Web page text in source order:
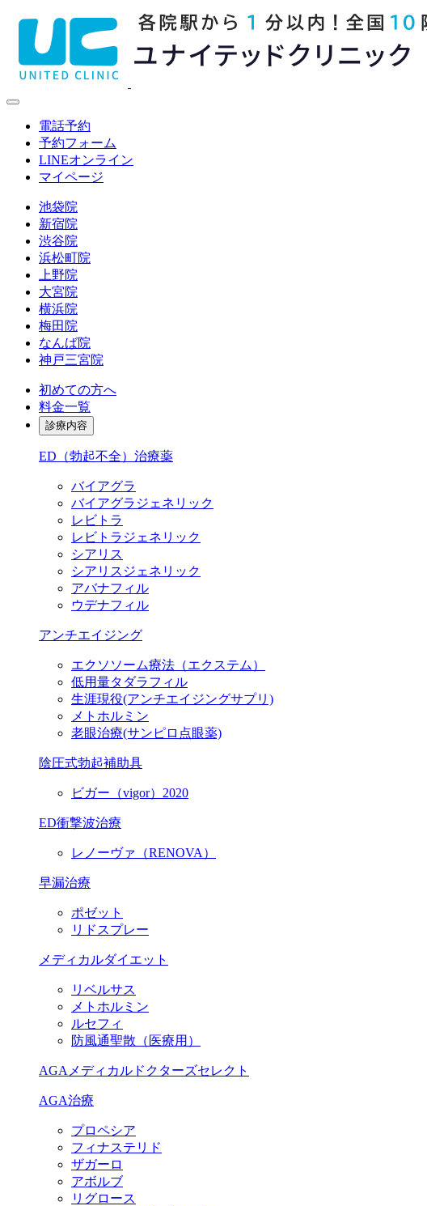
電話予約
予約フォーム
LINEオンライン
マイページ
池袋院
新宿院
渋谷院
浜松町院
上野院
大宮院
横浜院
梅田院
なんば院
神戸三宮院
初めての方へ
料金一覧
診療内容
ED（勃起不全）治療薬
バイアグラ
バイアグラジェネリック
レビトラ
レビトラジェネリック
シアリス
シアリスジェネリック
アバナフィル
ウデナフィル
アンチエイジング
エクソソーム療法（エクステム）
低用量タダラフィル
生涯現役(アンチエイジングサプリ)
メトホルミン
老眼治療(サンピロ点眼薬)
陰圧式勃起補助具
ビガー（vigor）2020
ED衝撃波治療
レノーヴァ（RENOVA）
早漏治療
ポゼット
リドスプレー
メディカルダイエット
リベルサス
メトホルミン
ルセフィ
防風通聖散（医療用）
AGAメディカルドクターズセレクト
AGA治療
プロペシア
フィナステリド
ザガーロ
アボルブ
リグロース